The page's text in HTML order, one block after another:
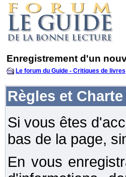
Enregistrement d'un
Le forum du Guide - Critiques de livres
Règles et
Si vous êtes
bas de la page,
En vous